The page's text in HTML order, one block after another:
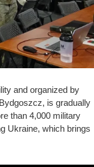
and organized by
is gradually
than 4,000 military
Ukraine, which brings